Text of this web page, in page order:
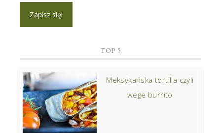
TOP 5
Meksykańska tortilla czyli
wege burrito